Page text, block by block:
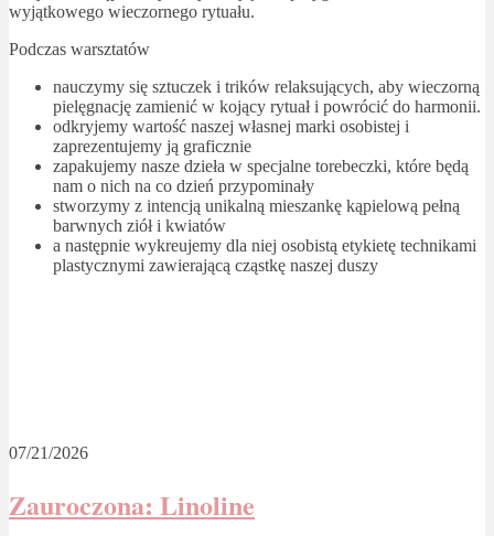
wyjątkowego wieczornego rytuału.
Podczas warsztatów
nauczymy się sztuczek i trików relaksujących, aby wieczorną
pielęgnację zamienić w kojący rytuał i powrócić do harmonii.
odkryjemy wartość naszej własnej marki osobistej i
zaprezentujemy ją graficznie
zapakujemy nasze dzieła w specjalne torebeczki, które będą
nam o nich na co dzień przypominały
stworzymy z intencją unikalną mieszankę kąpielową pełną
barwnych ziół i kwiatów
a następnie wykreujemy dla niej osobistą etykietę technikami
plastycznymi zawierającą cząstkę naszej duszy
07/21/2026
Zauroczona: Linoline